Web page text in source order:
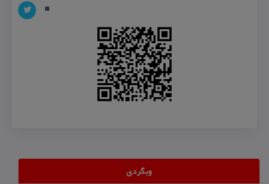
وبگردی